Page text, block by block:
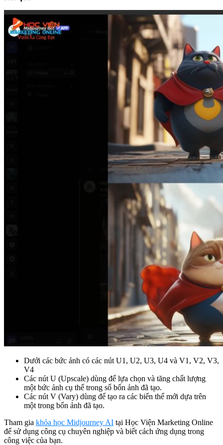
Dưới các bức ảnh có các nút U1, U2, U3, U4 và V1, V2, V3,
V4
Các nút U (Upscale) dùng để lựa chọn và tăng chất lượng
một bức ảnh cụ thể trong số bốn ảnh đã tạo.
Các nút V (Vary) dùng để tạo ra các biến thể mới dựa trên
một trong bốn ảnh đã tạo.
Tham gia khóa học Midjourney AI tại Học Viện Marketing Online
để sử dụng công cụ chuyên nghiệp và biết cách ứng dụng trong
công việc của bạn.